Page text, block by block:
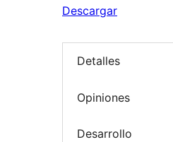
Descargar
Detalles
Opiniones
Desarrollo